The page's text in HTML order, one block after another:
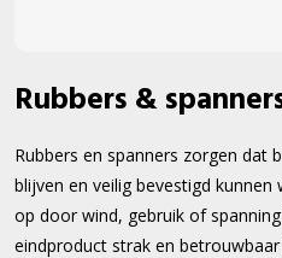
Rubbers &
Rubbers en spanners zorgen dat
blijven en veilig bevestigd
op door wind, gebruik of
eindproduct strak en